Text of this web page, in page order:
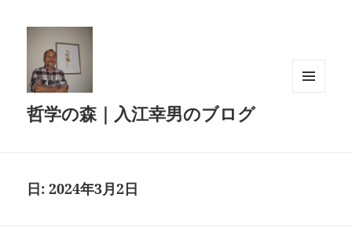
哲学の森｜入江幸男のブログ
日:2024年3月2日